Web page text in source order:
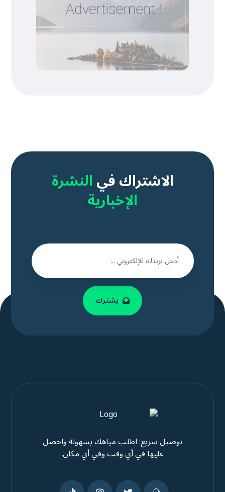
الاشتراك فيالنشرة
الإخبارية
يشترك
توصيل سريع: اطلب مياهك بسهولة واحصل
عليها في أي وقت وفي أي مكان.